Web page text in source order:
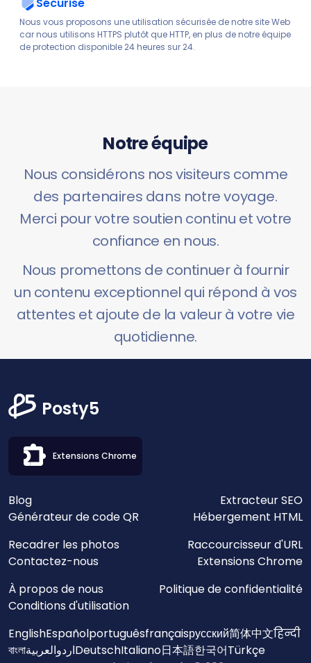
Nous vous proposons une utilisation sécurisée de notre site Web
car nous utilisons HTTPS plutôt que HTTP, en plus de notre équipe
de protection disponible 24 heures sur 24.
Notre équipe
Nous considérons nos visiteurs comme
des partenaires dans notre voyage.
Merci pour votre soutien continu et votre
confiance en nous.
Nous promettons de continuer à fournir
un contenu exceptionnel qui répond à vos
attentes et ajoute de la valeur à votre vie
quotidienne.
Posty5
Extensions Chrome
Blog
Extracteur SEO
Générateur de code QR
Hébergement HTML
Recadrer les photos
Raccourcisseur d'URL
Contactez-nous
Extensions Chrome
À propos de nous
Politique de confidentialité
Conditions d'utilisation
EnglishEspañolportuguêsfrançaisрусский简体中文हिन्दी
বাংলাالعربيةاردوDeutschItaliano日本語한국어Türkçe